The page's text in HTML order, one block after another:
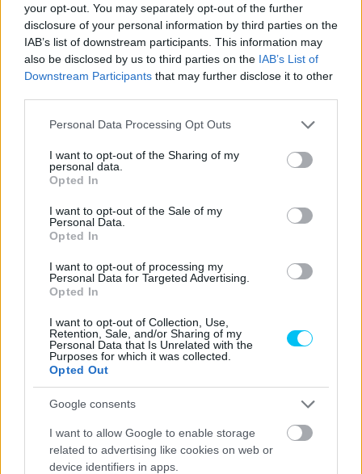
your opt-out. You may separately opt-out of the further
disclosure of your personal information by third parties on the
IAB’s list of downstream participants. This information may
also be disclosed by us to third parties on the IAB’s List of
Downstream Participants that may further disclose it to other
Please note that this website/app uses one or more Google
not limited to your visit or usage behaviour. You may click to
grant or deny consent to Google and its third-party tags to
use your data for below specified purposes in below Google
consent section.
Personal Data Processing Opt Outs
I want to opt-out of the Sharing of my
personal data.
Opted In
I want to opt-out of the Sale of my
Personal Data.
Opted In
I want to opt-out of processing my
Personal Data for Targeted Advertising.
Opted In
I want to opt-out of Collection, Use,
Retention, Sale, and/or Sharing of my
Personal Data that Is Unrelated with the
Purposes for which it was collected.
Opted Out
Google consents
I want to allow Google to enable storage
related to advertising like cookies on web or
device identifiers in apps.
CIMKÉK Alex Lowes Axel Bassani bemutató
Bimota by Kawasaki Racing Team
KK Superbike világbajnokság
Előző cikk
Rossi azt hitte a közös
tesztjük előtt, hogy Michael
Schumacher „seggfejnek”
Marc Márquez ismét
bemutatott öccsének, akinek